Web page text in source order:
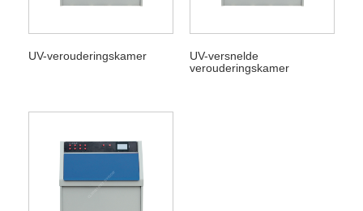
UV-verouderingskamer
UV-versnelde
verouderingskamer